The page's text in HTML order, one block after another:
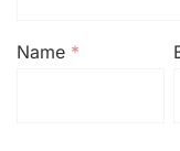
Name *